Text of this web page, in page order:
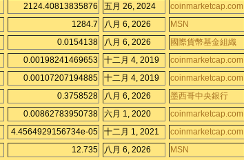
2124.40813835876 五月 26, 2024 coinmarketcap.com
1284.7 八月 6, 2026 MSN
0.0154138 八月 6, 2026 國際貨幣基金組織
0.00198241469653 十二月 4, 2019 coinmarketcap.com
0.00107207194885 十二月 4, 2019 coinmarketcap.com
0.3758528 八月 6, 2026 墨西哥中央銀行
0.00862783950738 六月 1, 2020 coinmarketcap.com
4.4564929156734e-05 十二月 1, 2021 coinmarketcap.com
12.735 八月 6, 2026 MSN